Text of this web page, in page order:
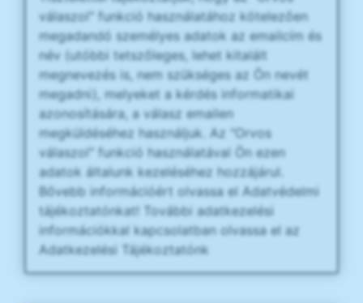
válaszol" funkció használatához kötelezően
megadandó személyes adatok az emailcím és
név (utóbbi tetszőleges, lehet kitalált
megnevezés is, nem szükséges az Ön nevét
megadni), melyeket a kérdés informatikai
azonosítására, a válasz emailen
megküldéséhez használjuk. Az "Orvos
válaszol" funkció használatával Ön ezen
adatok általunk kezeléséhez hozzájárul.
Bővebb információért olvassa el Adatvédelmi
tájékoztatónkat! További adatkezelési
információkkal kapcsolatban olvassa el az
Adatkezelési Tájékoztatónk